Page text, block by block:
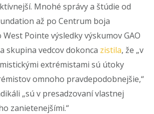
Mnohé správy a štúdie od
až po Centrum boja
Pointe výsledky výskumov GAO
skupina vedcov dokonca zistila, že „v
extrémistami sú útoky
omnoho pravdepodobnejšie,“
„sú v presadzovaní vlastnej
zanietenejšími.“